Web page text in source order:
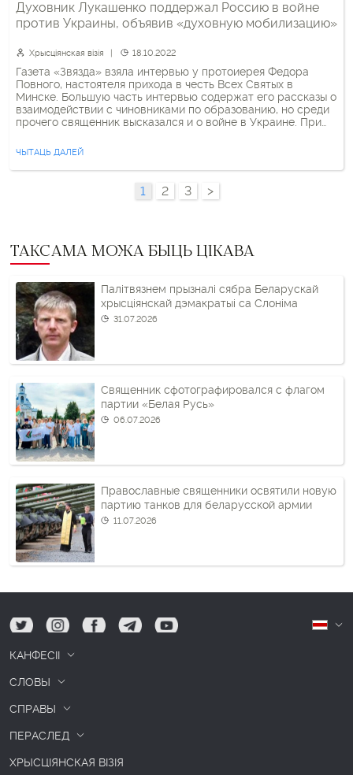
Духовник Лукашенко поддержал Россию в войне
против Украины, объявив «духовную мобилизацию»
Хрысціянская візія 18.10.2022
Газета «Звязда» взяла интервью у протоиерея Федора
Повного, настоятеля прихода в честь Всех Святых в
Минске. Большую часть интервью содержат его рассказы о
взаимодействии с чиновниками по образованию, но среди
прочего священник высказался и о войне в Украине. При
который, как известно, в том, чтобы молиться за мир […]
ЧЫТАЦЬ ДАЛЕЙ
1 2 3 >
ТАКСАМА МОЖА БЫЦЬ ЦІКАВА
Палітвязнем прызналі сябра Беларускай
хрысціянскай дэмакратыі са Слоніма
31.07.2026
Священник сфотографировался с флагом
партии «Белая Русь»
06.07.2026
Православные священники освятили новую
партию танков для беларусской армии
11.07.2026
tw ig fb tg yt
КАНФЕСІІ
СЛОВЫ
СПРАВЫ
ПЕРАСЛЕД
ХРЫСЦІЯНСКАЯ ВІЗІЯ